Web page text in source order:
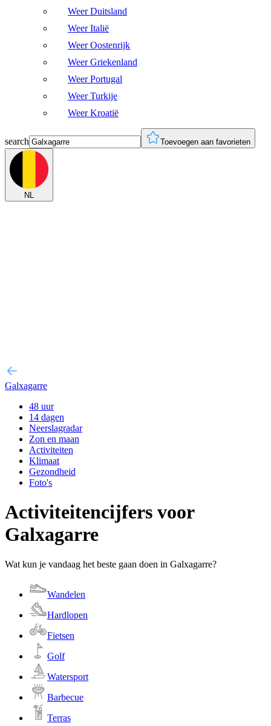
Weer Duitsland
Weer Italië
Weer Oostenrijk
Weer Griekenland
Weer Portugal
Weer Turkije
Weer Kroatië
search Toevoegen aan favorieten
NL
Galxagarre
48 uur
14 dagen
Neerslagradar
Zon en maan
Activiteiten
Klimaat
Gezondheid
Foto's
Activiteitencijfers voor
Galxagarre
Wat kun je vandaag het beste gaan doen in Galxagarre?
Wandelen
Hardlopen
Fietsen
Golf
Watersport
Barbecue
Terras